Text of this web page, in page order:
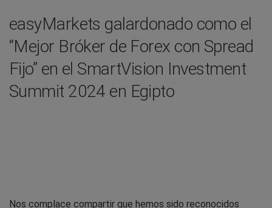
easyMarkets galardonado como el
“Mejor Bróker de Forex con Spread
Fijo” en el SmartVision Investment
Summit 2024 en Egipto
Nos complace compartir que hemos sido reconocidos